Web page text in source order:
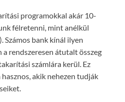
programokkal akár 10-
félretenni, mint anélkül
Számos bank kínál ilyen
a rendszeresen átutalt összeg
számlára kerül. Ez
akik nehezen tudják